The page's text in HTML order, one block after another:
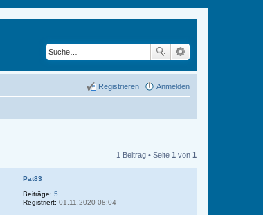
Anmelden
Registrieren
1 Beitrag • Seite 1 von 1
Pat83
Beiträge: 5
Registriert: 01.11.2020 08:04